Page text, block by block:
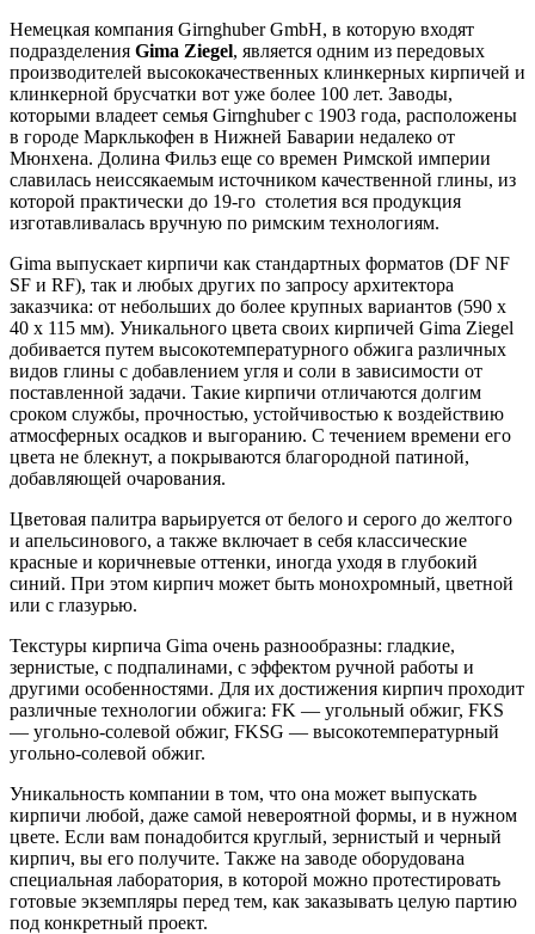
Немецкая компания Girnghuber GmbH, в которую входят
подразделения Gima Ziegel, является одним из передовых
производителей высококачественных клинкерных кирпичей и
клинкерной брусчатки вот уже более 100 лет. Заводы,
которыми владеет семья Girnghuber с 1903 года, расположены
в городе Марклькофен в Нижней Баварии недалеко от
Мюнхена. Долина Фильз еще со времен Римской империи
славилась неиссякаемым источником качественной глины, из
которой практически до 19-го столетия вся продукция
изготавливалась вручную по римским технологиям.
Gima выпускает кирпичи как стандартных форматов (DF NF
SF и RF), так и любых других по запросу архитектора
заказчика: от небольших до более крупных вариантов (590 х
40 х 115 мм). Уникального цвета своих кирпичей Gima Ziegel
добивается путем высокотемпературного обжига различных
видов глины с добавлением угля и соли в зависимости от
поставленной задачи. Такие кирпичи отличаются долгим
сроком службы, прочностью, устойчивостью к воздействию
атмосферных осадков и выгоранию. С течением времени его
цвета не блекнут, а покрываются благородной патиной,
добавляющей очарования.
Цветовая палитра варьируется от белого и серого до желтого
и апельсинового, а также включает в себя классические
красные и коричневые оттенки, иногда уходя в глубокий
синий. При этом кирпич может быть монохромный, цветной
или с глазурью.
Текстуры кирпича Gima очень разнообразны: гладкие,
зернистые, с подпалинами, с эффектом ручной работы и
другими особенностями. Для их достижения кирпич проходит
различные технологии обжига: FK — угольный обжиг, FKS
— угольно-солевой обжиг, FKSG — высокотемпературный
угольно-солевой обжиг.
Уникальность компании в том, что она может выпускать
кирпичи любой, даже самой невероятной формы, и в нужном
цвете. Если вам понадобится круглый, зернистый и черный
кирпич, вы его получите. Также на заводе оборудована
специальная лаборатория, в которой можно протестировать
готовые экземпляры перед тем, как заказывать целую партию
под конкретный проект.